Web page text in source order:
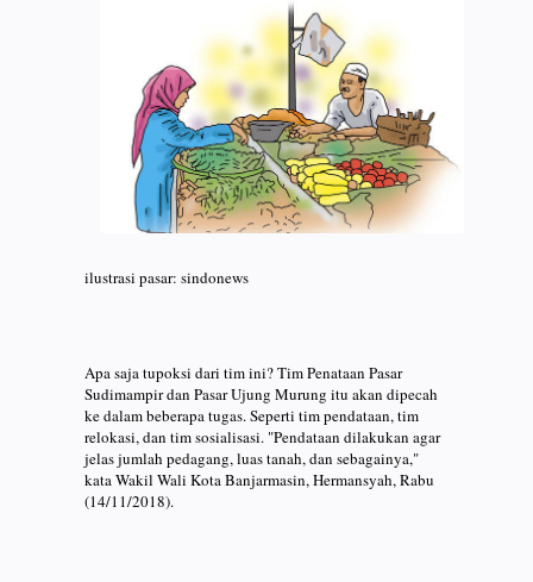
ilustrasi pasar: sindonews
Apa saja tupoksi dari tim ini? Tim Penataan Pasar
Sudimampir dan Pasar Ujung Murung itu akan dipecah
ke dalam beberapa tugas. Seperti tim pendataan, tim
relokasi, dan tim sosialisasi. "Pendataan dilakukan agar
jelas jumlah pedagang, luas tanah, dan sebagainya,"
kata Wakil Wali Kota Banjarmasin, Hermansyah, Rabu
(14/11/2018).